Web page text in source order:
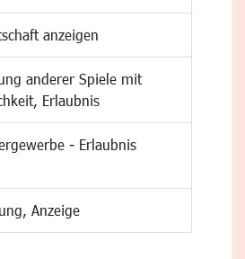
anzeigen
anderer Spiele mit
Erlaubnis
- Erlaubnis
Anzeige